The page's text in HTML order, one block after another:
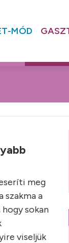
MÓD
meg
szakma a
sokan
viseljük